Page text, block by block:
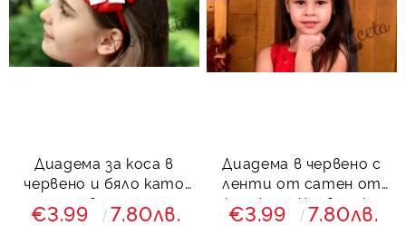
Диадема за коса в
червено и бяло като
цвете
€3.99 7.80лв.
Диадема в червено с
ленти от сатен от
колекция Червеника
€3.99 7.80лв.